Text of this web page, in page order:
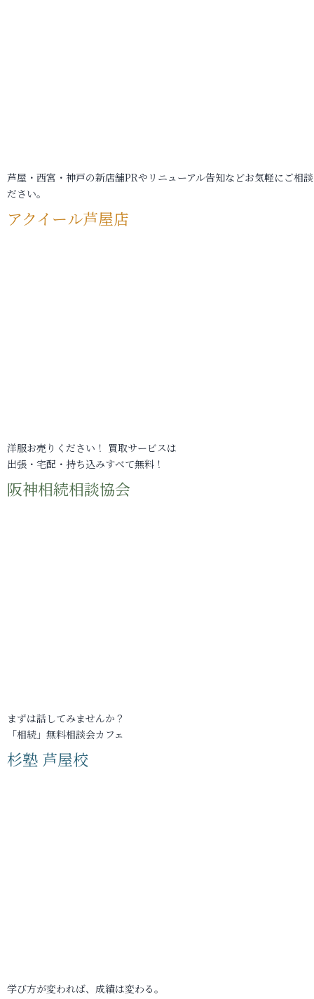
芦屋・西宮・神戸の新店舗PRやリニューアル告知などお気軽にご相
ださい。
アクイール芦屋店
洋服お売りください！ 買取サービスは
出張・宅配・持ち込みすべて無料！
阪神相続相談協会
まずは話してみませんか？
「相続」無料相談会カフェ
杉塾 芦屋校
学び方が変われば、成績は変わる。